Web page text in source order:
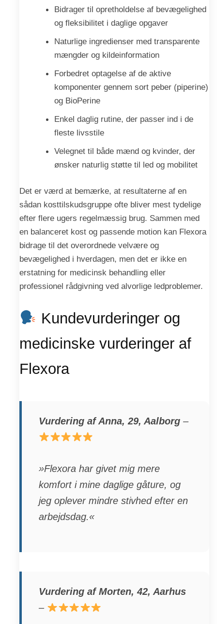
Bidrager til opretholdelse af bevægelighed
og fleksibilitet i daglige opgaver
Naturlige ingredienser med transparente
mængder og kildeinformation
Forbedret optagelse af de aktive
komponenter gennem sort peber (piperine)
og BioPerine
Enkel daglig rutine, der passer ind i de
fleste livsstile
Velegnet til både mænd og kvinder, der
ønsker naturlig støtte til led og mobilitet
Det er værd at bemærke, at resultaterne af en
sådan kosttilskudsgruppe ofte bliver mest tydelige
efter flere ugers regelmæssig brug. Sammen med
en balanceret kost og passende motion kan Flexora
bidrage til det overordnede velvære og
bevægelighed i hverdagen, men det er ikke en
erstatning for medicinsk behandling eller
professionel rådgivning ved alvorlige ledproblemer.
Kundevurderinger og
medicinske vurderinger af
Flexora
Vurdering af Anna, 29, Aalborg –
»Flexora har givet mig mere
komfort i mine daglige gåture, og
jeg oplever mindre stivhed efter en
arbejdsdag.«
Vurdering af Morten, 42, Aarhus
–